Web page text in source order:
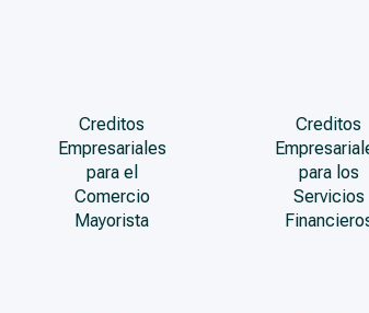
Creditos
Empresariales
para el
Comercio
Mayorista
Creditos
para los
Servicios